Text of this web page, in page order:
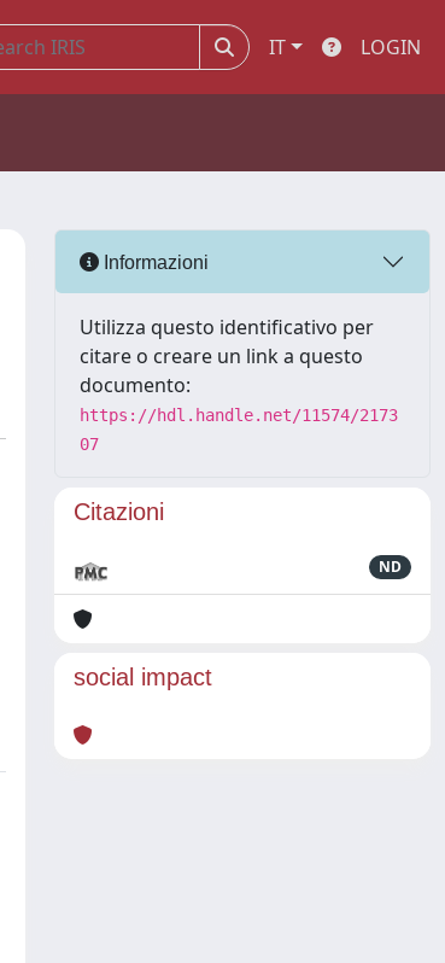
IT LOGIN
Informazioni
Utilizza questo identificativo per
citare o creare un link a questo
documento:
https://hdl.handle.net/11574/2173
07
Citazioni
ND
social impact